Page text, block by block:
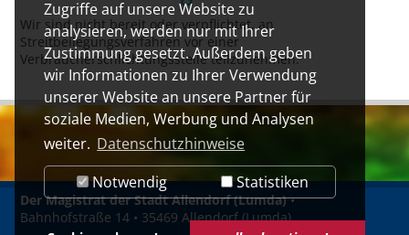
Zugriffe auf unsere Website zu
analysieren, werden nur mit Ihrer
Zustimmung gesetzt. Außerdem geben
wir Informationen zu Ihrer Verwendung
unserer Website an unsere Partner für
soziale Medien, Werbung und Analysen
weiter. Datenschutzhinweise
Notwendig
Statistiken
Wir sind nicht bereit oder verpflichtet, an
Streitbeilegungsverfahren vor einer
Verbraucherschlichtungsstelle teilzunehmen.
Der Magistrat der Stadt Allendorf (Lumda)•
Bahnhofstraße 14 • 35469 Allendorf (Lumda)